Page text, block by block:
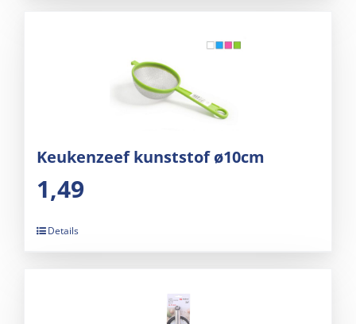
Keukenzeef kunststof ø10cm
1,49
Details